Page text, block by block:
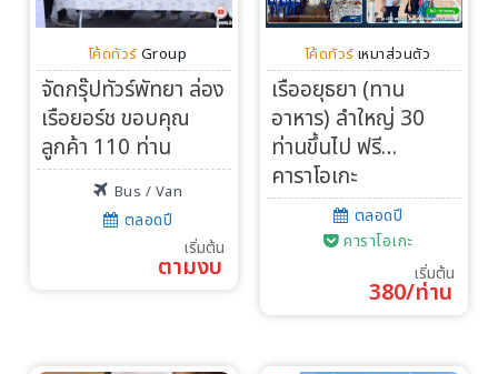
โค้ดทัวร์ Group
จัดกรุ๊ปทัวร์พัทยา ล่อง
เรือยอร์ช ขอบคุณ
ลูกค้า 110 ท่าน
Bus / Van
ตลอดปี
เริ่มต้น
ตามงบ
โค้ดทัวร์ เหมาส่วนตัว
เรืออยุธยา (ทาน
อาหาร) ลำใหญ่ 30
ท่านขึ้นไป ฟรี…
คาราโอเกะ
ตลอดปี
คาราโอเกะ
เริ่มต้น
380/ท่าน